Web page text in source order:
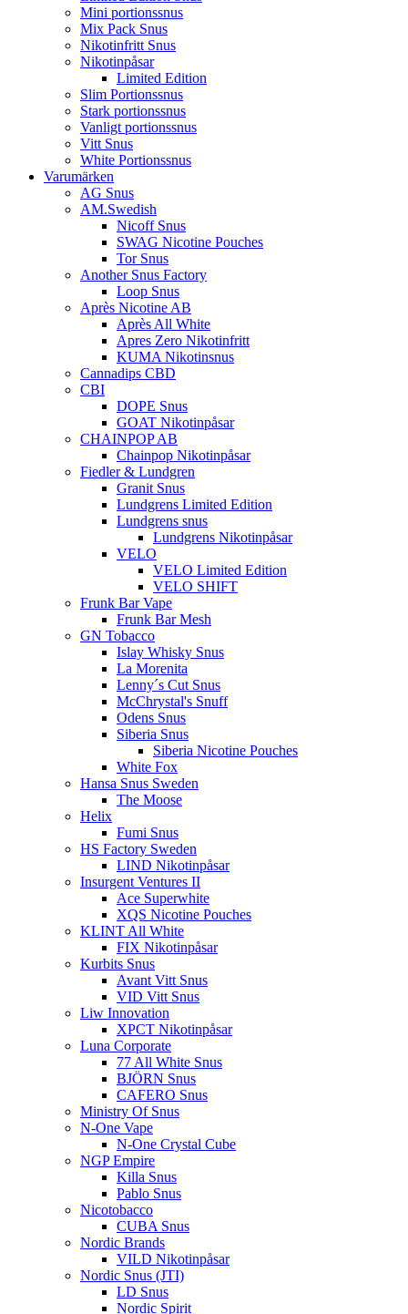
Mini portionssnus
Mix Pack Snus
Nikotinfritt Snus
Nikotinpåsar
Limited Edition
Slim Portionssnus
Stark portionssnus
Vanligt portionssnus
Vitt Snus
White Portionssnus
Varumärken
AG Snus
AM.Swedish
Nicoff Snus
SWAG Nicotine Pouches
Tor Snus
Another Snus Factory
Loop Snus
Après Nicotine AB
Après All White
Apres Zero Nikotinfritt
KUMA Nikotinsnus
Cannadips CBD
CBI
DOPE Snus
GOAT Nikotinpåsar
CHAINPOP AB
Chainpop Nikotinpåsar
Fiedler & Lundgren
Granit Snus
Lundgrens Limited Edition
Lundgrens snus
Lundgrens Nikotinpåsar
VELO
VELO Limited Edition
VELO SHIFT
Frunk Bar Vape
Frunk Bar Mesh
GN Tobacco
Islay Whisky Snus
La Morenita
Lenny´s Cut Snus
McChrystal's Snuff
Odens Snus
Siberia Snus
Siberia Nicotine Pouches
White Fox
Hansa Snus Sweden
The Moose
Helix
Fumi Snus
HS Factory Sweden
LIND Nikotinpåsar
Insurgent Ventures II
Ace Superwhite
XQS Nicotine Pouches
KLINT All White
FIX Nikotinpåsar
Kurbits Snus
Avant Vitt Snus
VID Vitt Snus
Liw Innovation
XPCT Nikotinpåsar
Luna Corporate
77 All White Snus
BJÖRN Snus
CAFERO Snus
Ministry Of Snus
N-One Vape
N-One Crystal Cube
NGP Empire
Killa Snus
Pablo Snus
Nicotobacco
CUBA Snus
Nordic Brands
VILD Nikotinpåsar
Nordic Snus (JTI)
LD Snus
Nordic Spirit